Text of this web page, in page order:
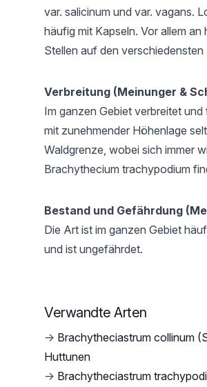
var. salicinum und var. vagans.
häufig mit Kapseln. Vor allem
Stellen auf den verschiedensten
Verbreitung (Meinunger &
Im ganzen Gebiet verbreitet
mit zunehmender Höhenlage
Waldgrenze, wobei sich immer
Brachythecium trachypodium
Bestand und Gefährdung
Die Art ist im ganzen Gebiet
und ist ungefährdet.
Verwandte Arten
→ Brachytheciastrum collinum
Huttunen
→ Brachytheciastrum